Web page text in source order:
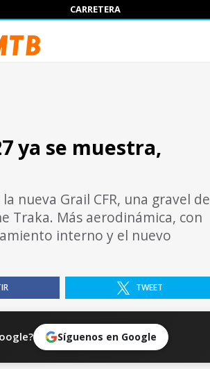
CARRETERA
ya se muestra,
nueva Grail CFR, una gravel de
Traka. Más aerodinámica, con
interno y el nuevo
TWEET
Síguenos en Google